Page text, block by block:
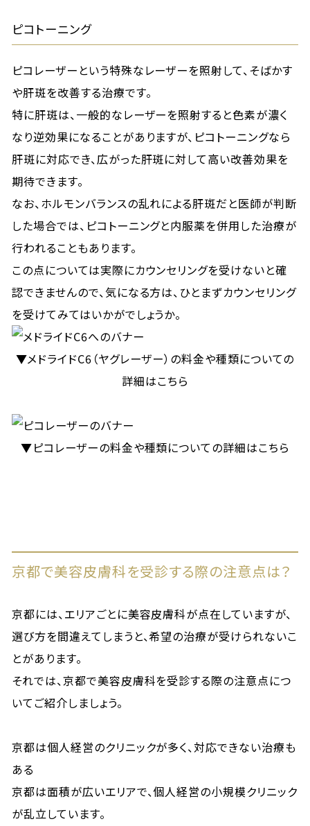
ピコトーニング
ピコレーザーという特殊なレーザーを照射して、そばかす
や肝斑を改善する治療です。
特に肝斑は、一般的なレーザーを照射すると色素が濃く
なり逆効果になることがありますが、ピコトーニングなら
肝斑に対応でき、広がった肝斑に対して高い改善効果を
期待できます。
なお、ホルモンバランスの乱れによる肝斑だと医師が判断
した場合では、ピコトーニングと内服薬を併用した治療が
行われることもあります。
この点については実際にカウンセリングを受けないと確
認できませんので、気になる方は、ひとまずカウンセリング
を受けてみてはいかがでしょうか。
▼メドライドC6（ヤグレーザー）の料金や種類についての
詳細はこちら
▼ピコレーザーの料金や種類についての詳細はこちら
京都で美容皮膚科を受診する際の注意点は？
京都には、エリアごとに美容皮膚科が点在していますが、
選び方を間違えてしまうと、希望の治療が受けられないこ
とがあります。
それでは、京都で美容皮膚科を受診する際の注意点につ
いてご紹介しましょう。
京都は個人経営のクリニックが多く、対応できない治療も
ある
京都は面積が広いエリアで、個人経営の小規模クリニック
が乱立しています。